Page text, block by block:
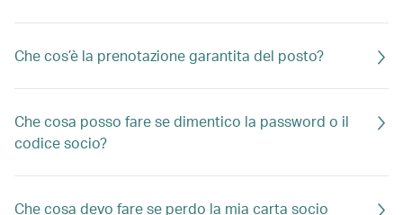
Che cos’è la prenotazione garantita del posto?
Che cosa posso fare se dimentico la password o il
codice socio?
Che cosa devo fare se perdo la mia carta socio